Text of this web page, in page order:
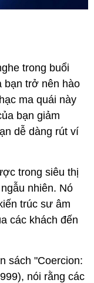
trong buổi
bạn trở nên hào
ma quái này
bạn giảm
dễ dàng rút ví
trong siêu thị
nhiên. Nó
trúc sư âm
các khách đến
sách "Coercion:
nói rằng các